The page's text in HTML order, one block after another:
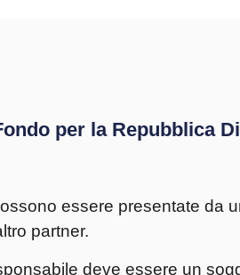
per la Repubblica
essere presentate da
partner.
deve essere un